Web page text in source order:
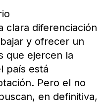
clara diferenciación
y ofrecer un
que ejercen la
país está
Pero el no
en definitiva,